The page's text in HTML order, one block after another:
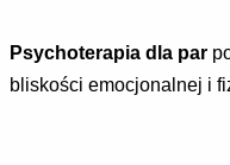
Psychoterapia dla par
bliskości emocjonalnej i